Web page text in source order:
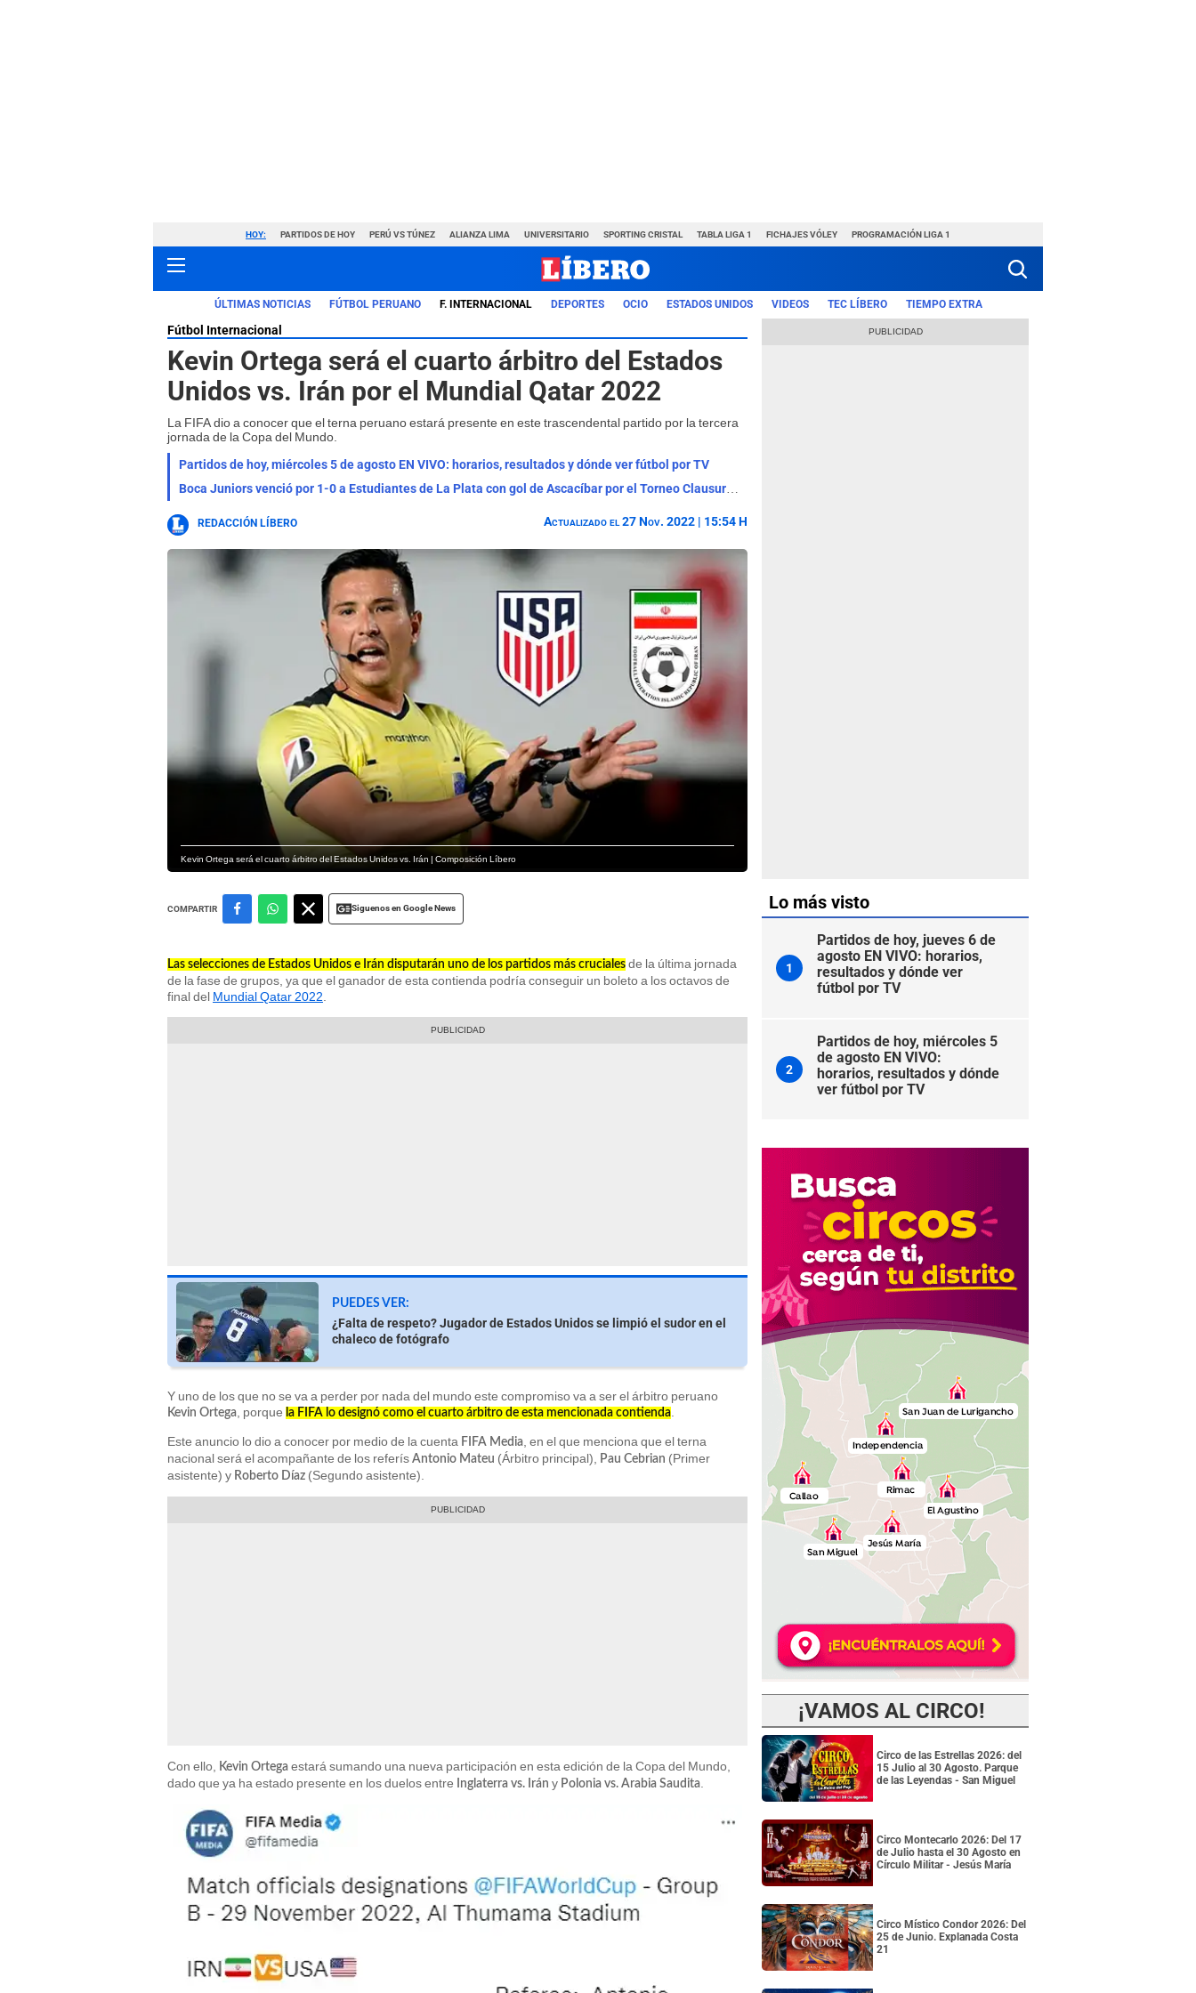
HOY: PARTIDOS DE HOY PERÚ VS TÚNEZ ALIANZA LIMA UNIVERSITARIO SPORTING CRISTAL TABLA LIGA 1 FICHAJES VÓLEY PROGRAMACIÓN LIGA 1
ÚLTIMAS NOTICIAS FÚTBOL PERUANO F. INTERNACIONAL DEPORTES OCIO ESTADOS UNIDOS VIDEOS TEC LÍBERO TIEMPO EXTRA
Fútbol Internacional
Kevin Ortega será el cuarto árbitro del Estados
Unidos vs. Irán por el Mundial Qatar 2022
La FIFA dio a conocer que el terna peruano estará presente en este trascendental partido por la tercera
jornada de la Copa del Mundo.
Partidos de hoy, miércoles 5 de agosto EN VIVO: horarios, resultados y dónde ver fútbol por TV
Boca Juniors venció por 1-0 a Estudiantes de La Plata con gol de Ascacíbar por el Torneo Clausura 2026
REDACCIÓN LÍBERO Actualizado el 27 Nov. 2022 | 15:54 H
Kevin Ortega será el cuarto árbitro del Estados Unidos vs. Irán | Composición Líbero
COMPARTIR Siguenos en Google News
Las selecciones de Estados Unidos e Irán disputarán uno de los partidos más cruciales de la última jornada
de la fase de grupos, ya que el ganador de esta contienda podría conseguir un boleto a los octavos de
final del Mundial Qatar 2022
PUEDES VER:
¿Falta de respeto? Jugador de Estados Unidos se limpió el sudor en el
chaleco de fotógrafo
Y uno de los que no se va a perder por nada del mundo este compromiso va a ser el árbitro peruano
Kevin Ortega , porque la FIFA lo designó como el cuarto árbitro de esta mencionada contienda
Este anuncio lo dio a conocer por medio de la cuenta FIFA Media , en el que menciona que el terna
nacional será el acompañante de los referís Antonio Mateu (Árbitro principal), Pau Cebrian (Primer
asistente) y Roberto Díaz (Segundo asistente).
Con ello, Kevin Ortega estará sumando una nueva participación en esta edición de la Copa del Mundo,
dado que ya ha estado presente en los duelos entre
Inglaterra vs. Irán y Polonia vs. Arabia Saudita
Lo más visto
1
Partidos de hoy, jueves 6 de
agosto EN VIVO: horarios,
resultados y dónde ver
fútbol por TV
2
Partidos de hoy, miércoles 5
de agosto EN VIVO:
horarios, resultados y dónde
ver fútbol por TV
¡VAMOS AL CIRCO!
Circo de las Estrellas 2026: del
15 Julio al 30 Agosto. Parque
de las Leyendas - San Miguel
Circo Montecarlo 2026: Del 17
de Julio hasta el 30 Agosto en
Círculo Militar - Jesús María
Circo Místico Condor 2026: Del
25 de Junio. Explanada Costa
21